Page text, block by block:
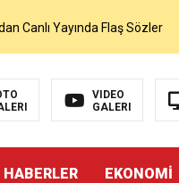
Canlı Yayında Flaş Sözler
Netleşti! Geliyor
VIDEO
GALERI
HABERLER EKONOMİ